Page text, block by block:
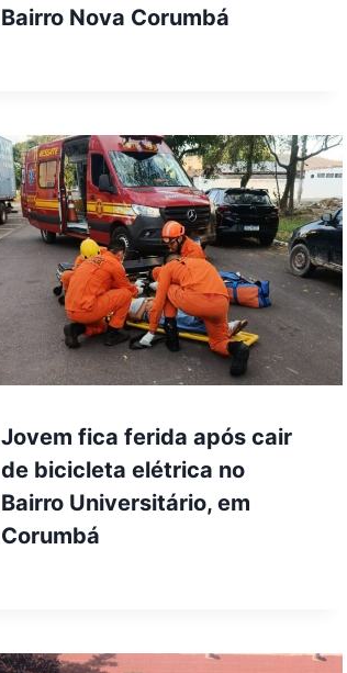
Bairro Nova Corumbá
Jovem fica ferida após cair
de bicicleta elétrica no
Bairro Universitário, em
Corumbá